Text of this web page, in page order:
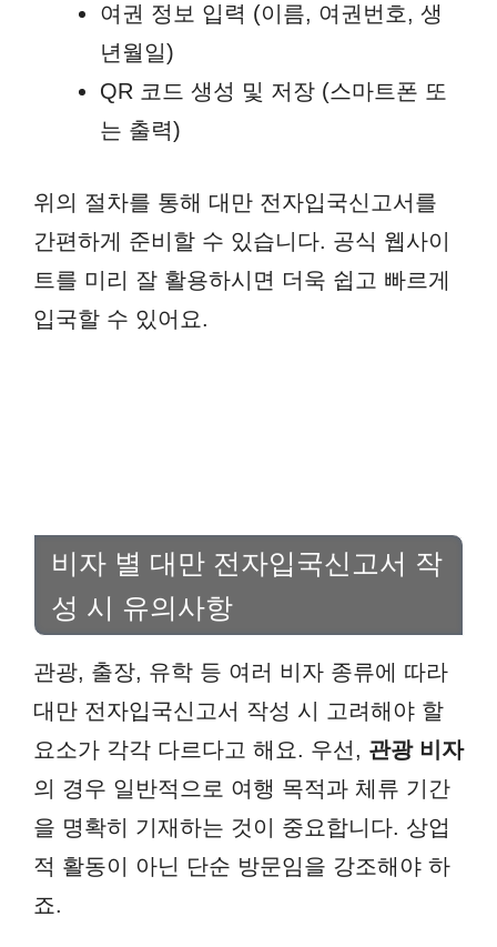
여권 정보 입력 (이름, 여권번호, 생
년월일)
QR 코드 생성 및 저장 (스마트폰 또
는 출력)
위의 절차를 통해 대만 전자입국신고서를
간편하게 준비할 수 있습니다. 공식 웹사이
트를 미리 잘 활용하시면 더욱 쉽고 빠르게
입국할 수 있어요.
비자 별 대만 전자입국신고서 작
성 시 유의사항
관광, 출장, 유학 등 여러 비자 종류에 따라
대만 전자입국신고서 작성 시 고려해야 할
요소가 각각 다르다고 해요. 우선, 관광 비자
의 경우 일반적으로 여행 목적과 체류 기간
을 명확히 기재하는 것이 중요합니다. 상업
적 활동이 아닌 단순 방문임을 강조해야 하
죠.